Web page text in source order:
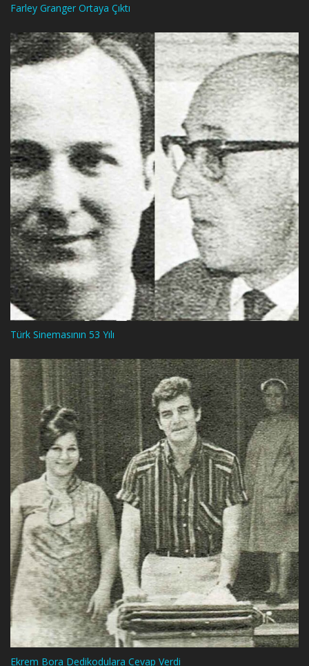
Farley Granger Ortaya Çıktı
Türk Sinemasının 53 Yılı
Ekrem Bora Dedikodulara Cevap Verdi